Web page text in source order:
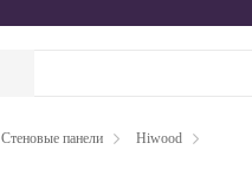
Стеновые панели Hiwood